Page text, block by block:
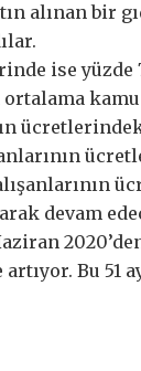
alınan bir
ise yüzde
devam
Bu 51